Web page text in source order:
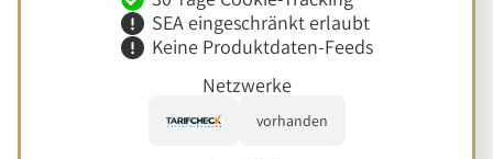
SEA eingeschränkt erlaubt
Keine Produktdaten-Feeds
Netzwerke
vorhanden